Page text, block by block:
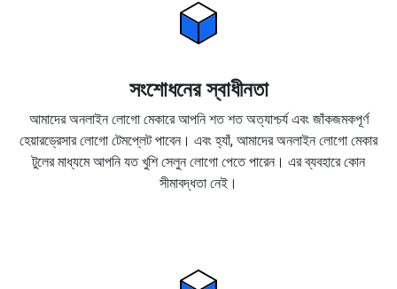
সংশোধনের স্বাধীনতা
আমাদের অনলাইন লোগো মেকারে আপনি শত শত অত্যাশ্চর্য এবং জাঁকজমকপূর্ণ
হেয়ারড্রেসার লোগো টেমপ্লেট পাবেন। এবং হ্যাঁ, আমাদের অনলাইন লোগো মেকার
টুলের মাধ্যমে আপনি যত খুশি সেলুন লোগো পেতে পারেন। এর ব্যবহারে কোন
সীমাবদ্ধতা নেই।